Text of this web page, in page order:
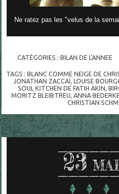
Ne ratez pas les "velus de la
CATÉGORIES : BILAN DE L'ANNEE
TAGS : BLANC COMME NEIGE DE
JONATHAN ZACCAÏ, LOUISE
SOUL KITCHEN DE FATIH AKIN,
MORITZ BLEIBTREU,ANNA
CHRISTIAN
23